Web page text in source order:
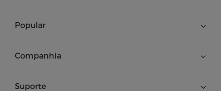
Popular
Companhia
Suporte